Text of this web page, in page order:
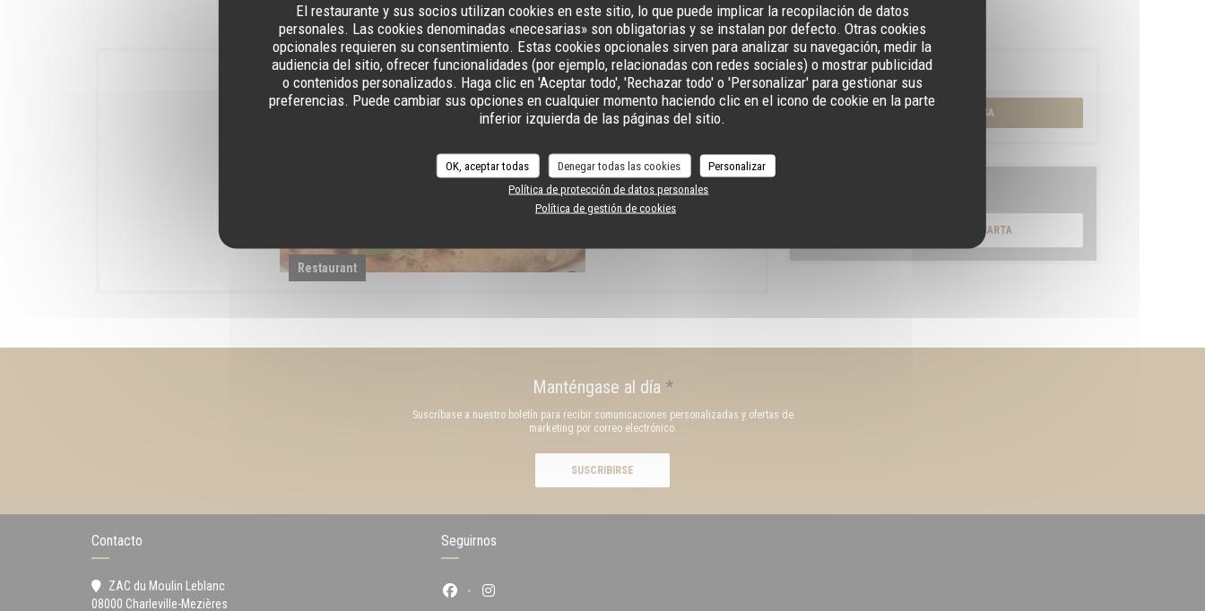
El restaurante y sus socios utilizan cookies en este sitio, lo que puede implicar la recopilación de datos
personales. Las cookies denominadas «necesarias» son obligatorias y se instalan por defecto. Otras cookies
opcionales requieren su consentimiento. Estas cookies opcionales sirven para analizar su navegación, medir la
audiencia del sitio, ofrecer funcionalidades (por ejemplo, relacionadas con redes sociales) o mostrar publicidad
o contenidos personalizados. Haga clic en 'Aceptar todo', 'Rechazar todo' o 'Personalizar' para gestionar sus
preferencias. Puede cambiar sus opciones en cualquier momento haciendo clic en el icono de cookie en la parte
inferior izquierda de las páginas del sitio.
OK, aceptar todas Denegar todas las cookies
Personalizar
Política de protección de datos personales
Política de gestión de cookies
Restaurant
Reserva
RESERVAR UNA MESA
DESCUBRIR NUESTRA CARTA
Manténgase al día *
Suscríbase a nuestro boletín para recibir comunicaciones personalizadas y ofertas de
marketing por correo electrónico.
SUSCRIBIRSE
Contacto
ZAC du Moulin Leblanc
08000 Charleville-Mezières
Seguirnos
Facebook ((abre en una nueva ventana))
Instagram ((abre en una nueva ventana))